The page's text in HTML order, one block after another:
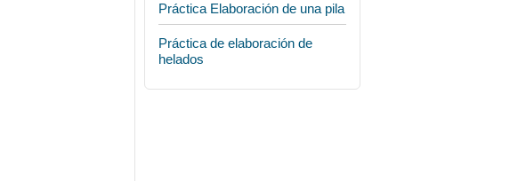
Práctica Elaboración de una pila
Práctica de elaboración de
helados